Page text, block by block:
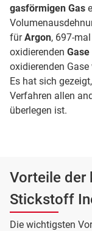
gasförmigen Gas
fürArgon, 697-
oxidierenden Gase
oxidierenden
Es hat sich
Verfahren allen
überlegen ist.
Vorteile der
Stickstoff
Die wichtigsten